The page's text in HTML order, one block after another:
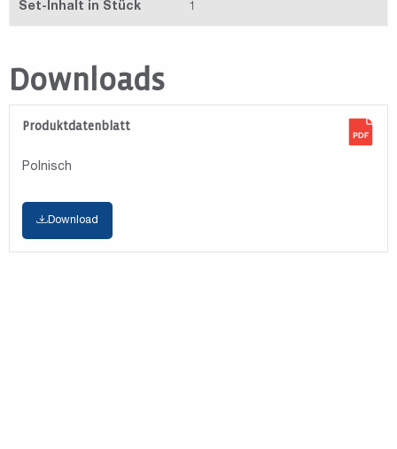
Set-Inhalt in Stück 1
Downloads
Produktdatenblatt
Polnisch
Download